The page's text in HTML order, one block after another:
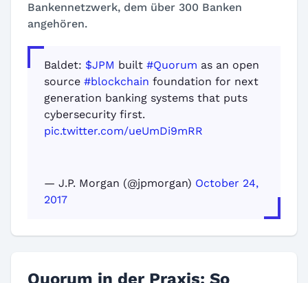
Bankennetzwerk, dem über 300 Banken
angehören.
Baldet: $JPM built #Quorum as an open
source #blockchain foundation for next
generation banking systems that puts
cybersecurity first.
pic.twitter.com/ueUmDi9mRR
— J.P. Morgan (@jpmorgan) October 24,
2017
Quorum in der Praxis: So